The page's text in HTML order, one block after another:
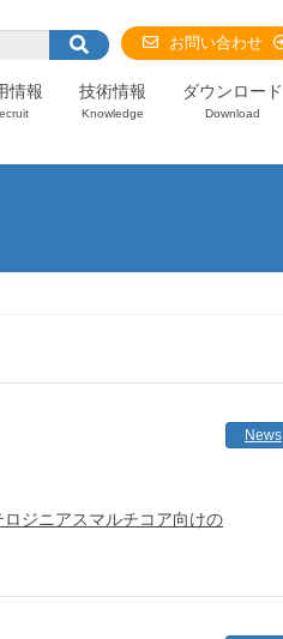
お問い合わせ
情報 技術情報
Knowledge
ダウンロード
Download
News
ジニアスマルチコア向けの